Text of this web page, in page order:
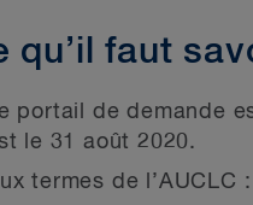
qu’il faut
portail de demande
le 31 août 2020.
termes de l’AUCLC :